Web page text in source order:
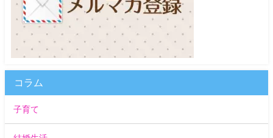
コラム
子育て